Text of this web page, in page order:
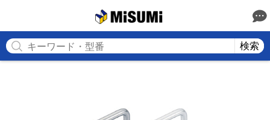
検索